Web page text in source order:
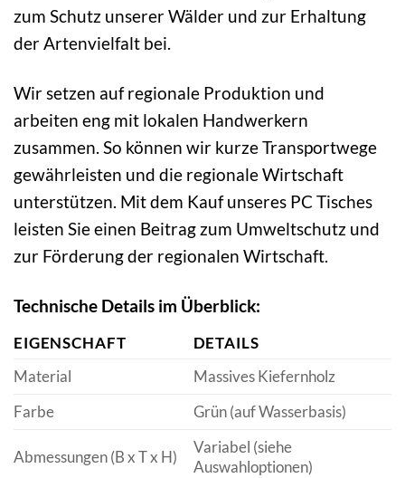
zum Schutz unserer Wälder und zur Erhaltung
der Artenvielfalt bei.
Wir setzen auf regionale Produktion und
arbeiten eng mit lokalen Handwerkern
zusammen. So können wir kurze Transportwege
gewährleisten und die regionale Wirtschaft
unterstützen. Mit dem Kauf unseres PC Tisches
leisten Sie einen Beitrag zum Umweltschutz und
zur Förderung der regionalen Wirtschaft.
Technische Details im Überblick:
EIGENSCHAFT
DETAILS
Material
Massives Kiefernholz
Farbe
Grün (auf Wasserbasis)
Abmessungen (B x T x H)
Variabel (siehe
Auswahloptionen)